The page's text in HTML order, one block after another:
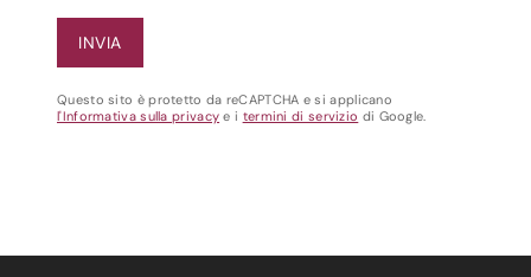
Questo sito è protetto da reCAPTCHA e si applicano
l'Informativa sulla privacy e i termini di servizio di Google.